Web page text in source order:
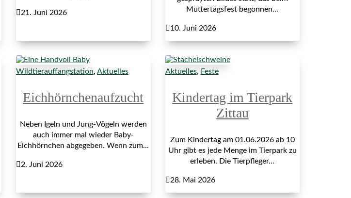
21. Juni 2026
Muttertagsfest begonnen...
10. Juni 2026
Wildtierauffangstation, Aktuelles
Eichhörnchenaufzucht
Neben Igeln und Jung-Vögeln werden
auch immer mal wieder Baby-
Eichhörnchen abgegeben. Wenn zum...
2. Juni 2026
Aktuelles, Feste
Kindertag im Tierpark
Zittau
Zum Kindertag am 01.06.2026 ab 10
Uhr gibt es jede Menge im Tierpark zu
erleben. Die Tierpfleger...
28. Mai 2026